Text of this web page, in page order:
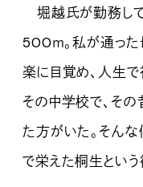
堀越氏が勤務し
500ｍ。私が通った
楽に目覚め、人生で
その中学校で、その
た方がいた。そんな
で栄えた桐生という